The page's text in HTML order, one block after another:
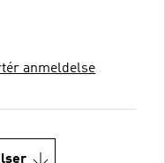
anmeldelse